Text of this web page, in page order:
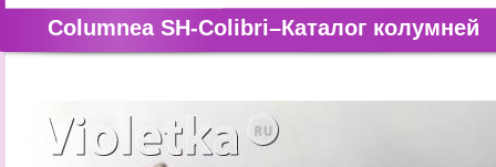
Columnea SH-Colibri–Каталог колумней